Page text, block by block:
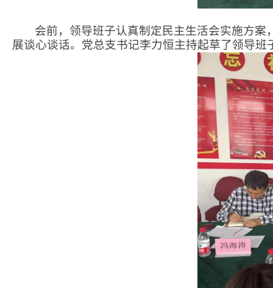
会前，领导班子认真制定民主生活会实施方
展谈心谈话。党总支书记李力恒主持起草了领导